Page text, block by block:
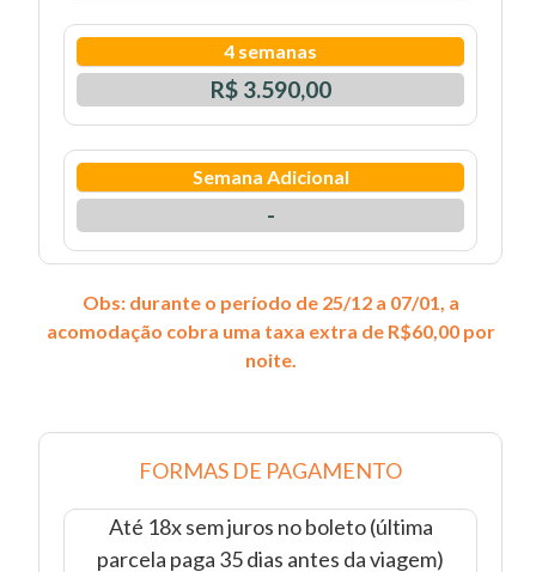
4 semanas
R$ 3.590,00
Semana Adicional
-
Obs: durante o período de 25/12 a 07/01, a
acomodação cobra uma taxa extra de R$60,00 por
noite.
FORMAS DE PAGAMENTO
Até 18x sem juros no boleto (última
parcela paga 35 dias antes da viagem)